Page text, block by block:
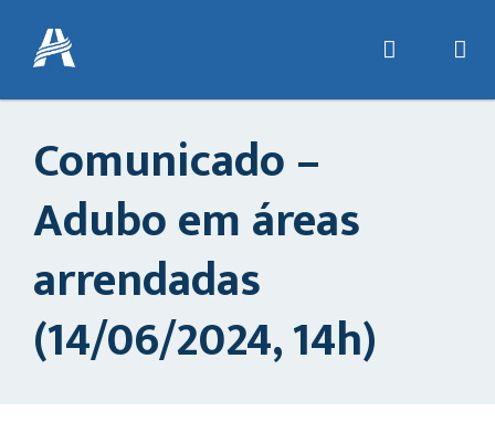
Comunicado –
Adubo em áreas
arrendadas
(14/06/2024, 14h)